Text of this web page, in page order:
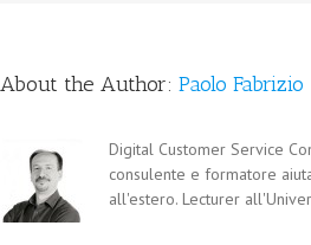
About the Author: Paolo Fabrizio
Digital Customer Service
consulente e formatore
all'estero. Lecturer